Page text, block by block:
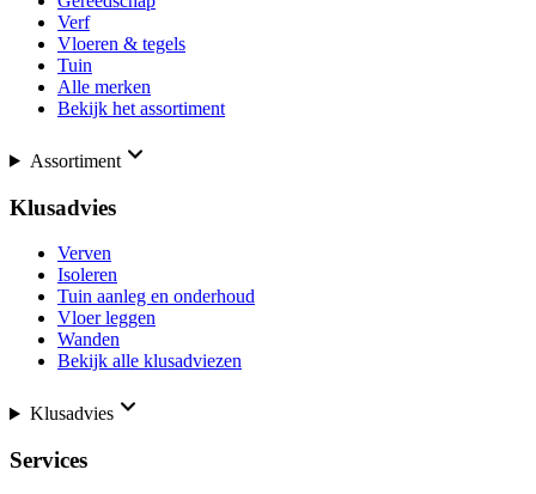
Verf
Vloeren & tegels
Tuin
Alle merken
Bekijk het assortiment
Assortiment
Klusadvies
Verven
Isoleren
Tuin aanleg en onderhoud
Vloer leggen
Wanden
Bekijk alle klusadviezen
Klusadvies
Services